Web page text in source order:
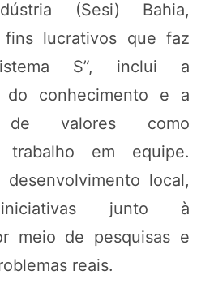
(Sesi) Bahia,
fins lucrativos que faz
S”, inclui a
do conhecimento e a
de valores como
trabalho em equipe.
local,
iniciativas junto à
meio de pesquisas e
reais.